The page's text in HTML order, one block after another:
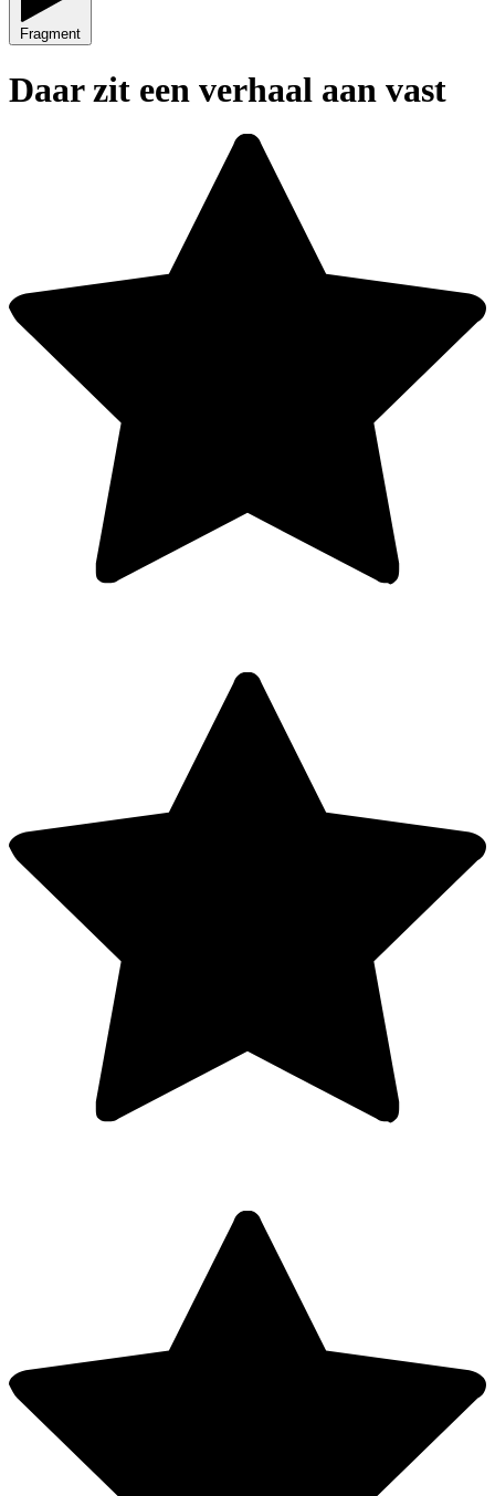
Fragment
Daar zit een verhaal aan vast